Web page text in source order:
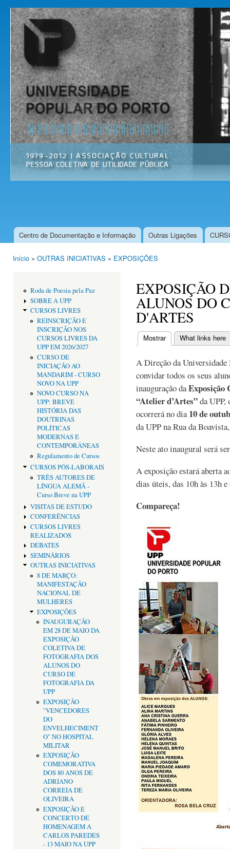
Universidade
Popular do
Porto
Associação
Cultural
Menu principal
Centro de Documentação e Informação Outras Ligações
Início » OUTRAS INICIATIVAS » EXPOSIÇÕES
Roda de Poesia pela Paz
SOBRE A UPP
CURSOS LIVRES
REINSCRIÇÃO E
INSCRIÇÃO NOS
CURSOS LIVRES DA
UPP EM 2026/2027
CURSO DE
INICIAÇÃO AO
MANDARIM - CURSO
NOVO NA UPP
NOVO CURSO NA
UPP: BREVE
HISTÓRIA DAS
DOUTRINAS
POLÍTICAS
MODERNAS E
CONTEMPORÂNEAS
Regulamento de Cursos
CURSOS PÓS-LABORAIS
TRÊS AUTORES DE
LÍNGUA ALEMÃ -
Curso Breve na UPP
VISITAS DE ESTUDO
CONFERÊNCIAS
CURSOS LIVRES
REALIZADOS
DEBATES
SEMINÁRIOS
OUTRAS INICIATIVAS
8 DE MARÇO:
MANIFESTAÇÃO
NACIONAL DE
MULHERES
EXPOSIÇÕES
INAUGURAÇÃO
EM 28 DE MAIO DA
EXPOSIÇÃO
COLETIVA DE
FOTOGRAFIA DOS
ALUNOS DO
CURSO DE
FOTOGRAFIA DA
UPP
EXPOSIÇÃO
"VENCEDORES
DO
ENVELHECIMENT
O" NO HOSPITAL
MILITAR
EXPOSIÇÃO
COMEMORATIVA
DOS 80 ANOS DE
ADRIANO
CORREIA DE
OLIVEIRA
EXPOSIÇÃO E
CONCERTO DE
HOMENAGEM A
CARLOS PAREDES
- 13 MAIO NA UPP
EXPOSIÇÃO
ALUNOS DO
D'ARTES
Separadores
Mostrar(separador ativo)
What links here
A Direção da
convidar todos os seus
inauguração daExposição
“Atelier d’Artes”da
ocorrerá no dia10 de
da UPP na Rua da
Neste ato inaugural será
A exposição estará aberta
dias úteis, das 10h às 13h
Compareça!